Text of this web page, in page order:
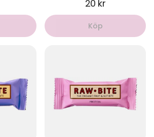
20 kr
Köp